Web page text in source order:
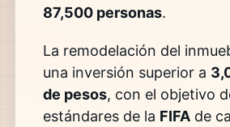
87,500 personas.
La remodelación del
una inversión superior a
de pesos, con el objetivo
estándares de la FIFAde